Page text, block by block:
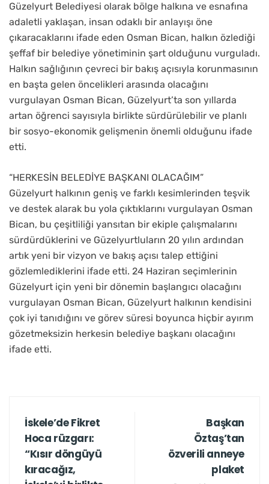
Güzelyurt Belediyesi olarak bölge halkına ve esnafına
adaletli yaklaşan, insan odaklı bir anlayışı öne
çıkaracaklarını ifade eden Osman Bican, halkın özlediği
şeffaf bir belediye yönetiminin şart olduğunu vurguladı.
Halkın sağlığının çevreci bir bakış açısıyla korunmasının
en başta gelen öncelikleri arasında olacağını
vurgulayan Osman Bican, Güzelyurt’ta son yıllarda
artan öğrenci sayısıyla birlikte sürdürülebilir ve planlı
bir sosyo-ekonomik gelişmenin önemli olduğunu ifade
etti.
“HERKESİN BELEDİYE BAŞKANI OLACAĞIM”
Güzelyurt halkının geniş ve farklı kesimlerinden teşvik
ve destek alarak bu yola çıktıklarını vurgulayan Osman
Bican, bu çeşitliliği yansıtan bir ekiple çalışmalarını
sürdürdüklerini ve Güzelyurtluların 20 yılın ardından
artık yeni bir vizyon ve bakış açısı talep ettiğini
gözlemlediklerini ifade etti. 24 Haziran seçimlerinin
Güzelyurt için yeni bir dönemin başlangıcı olacağını
vurgulayan Osman Bican, Güzelyurt halkının kendisini
çok iyi tanıdığını ve görev süresi boyunca hiçbir ayırım
gözetmeksizin herkesin belediye başkanı olacağını
ifade etti.
İskele’de Fikret
Hoca rüzgarı:
“Kısır döngüyü
kıracağız,
Başkan
Öztaş’tan
özverili anneye
plaket